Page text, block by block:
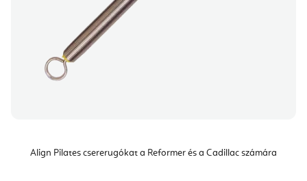
Align Pilates csererugókat a Reformer és a Cadillac számára